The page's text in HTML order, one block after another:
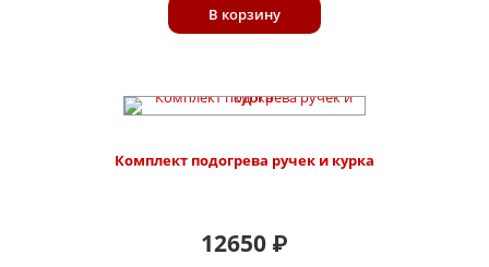
В корзину
Комплект подогрева ручек и курка
12650 ₽